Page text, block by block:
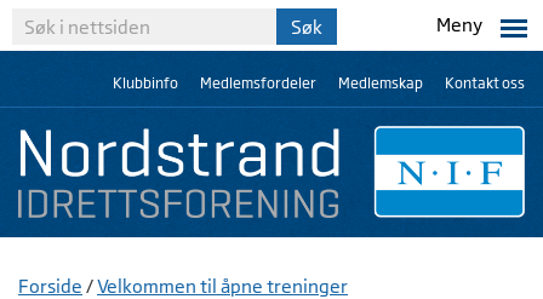
Meny
Klubbinfo Medlemsfordeler Medlemskap Kontakt oss
Forside /Velkommen til åpne treninger